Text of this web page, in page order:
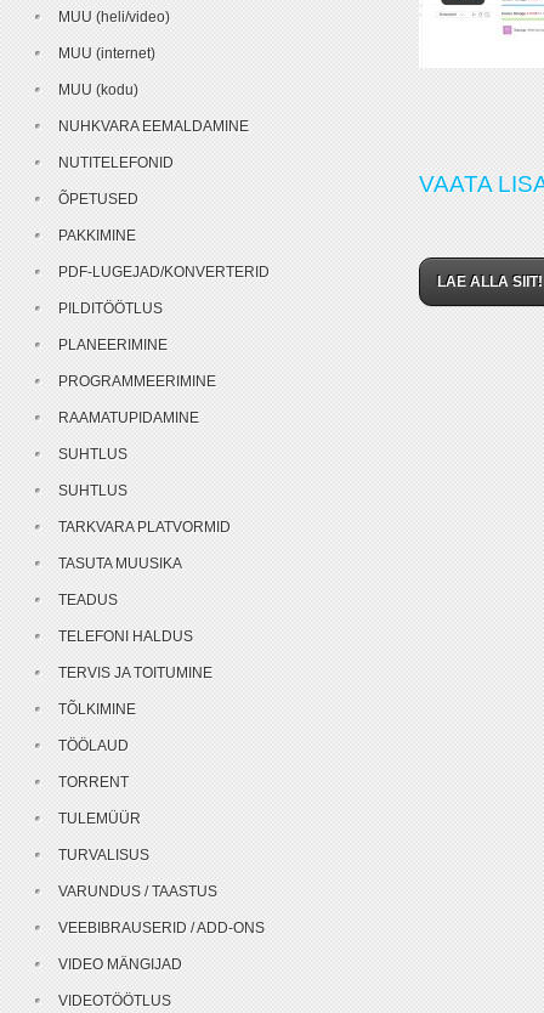
VAATA
LAE ALLA SIIT!
MUU (heli/video)
MUU (internet)
MUU (kodu)
NUHKVARA EEMALDAMINE
NUTITELEFONID
ÕPETUSED
PAKKIMINE
PDF-LUGEJAD/KONVERTERID
PILDITÖÖTLUS
PLANEERIMINE
PROGRAMMEERIMINE
RAAMATUPIDAMINE
SUHTLUS
SUHTLUS
TARKVARA PLATVORMID
TASUTA MUUSIKA
TEADUS
TELEFONI HALDUS
TERVIS JA TOITUMINE
TÕLKIMINE
TÖÖLAUD
TORRENT
TULEMÜÜR
TURVALISUS
VARUNDUS / TAASTUS
VEEBIBRAUSERID / ADD-ONS
VIDEO MÄNGIJAD
VIDEOTÖÖTLUS